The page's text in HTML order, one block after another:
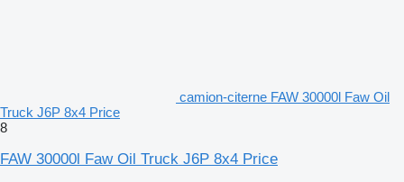
camion-citerne FAW 30000l Faw Oil
Truck J6P 8x4 Price
8
FAW 30000l Faw Oil Truck J6P 8x4 Price